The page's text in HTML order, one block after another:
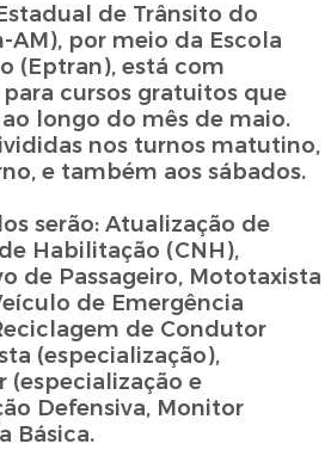
de Trânsito do
AM), por meio da Escola
(Eptran), está com
cursos gratuitos que
longo do mês de maio.
nos turnos matutino,
e também aos sábados.
serão: Atualização de
Habilitação (CNH),
de Passageiro, Mototaxista
de Emergência
de Condutor
(especialização),
(especialização e
Defensiva, Monitor
Básica.